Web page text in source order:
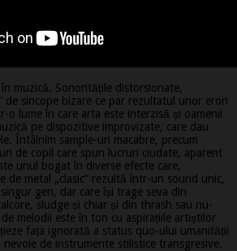
muzică. Sonoritățile distorsionate,
de sincope bizare ce par rezultatul unor erori
o lume în care arta este interzisă și oamenii
pe dispozitive improvizate, care dau
Întâlnim sample-uri macabre, precum
de copil care spun lucruri ciudate, aparent
unul bogat în diverse efecte care,
de metal „clasic” rezultă într-un sound unic,
gen, dar care își trage seva din
sludge și chiar și din thrash sau nu-
melodii este în ton cu aspirațiile artiștilor
fața ignorată a status quo-ului umanității
de instrumente stilistice transgresive.